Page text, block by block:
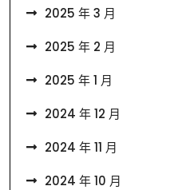
2025 年 3 月
2025 年 2 月
2025 年 1 月
2024 年 12 月
2024 年 11 月
2024 年 10 月